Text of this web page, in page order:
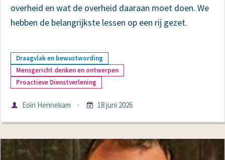
overheid en wat de overheid daaraan moet doen. We
hebben de belangrijkste lessen op een rij gezet.
Meer
over
Draagvlak en bewustwording
Mensgericht denken en ontwerpen
Proactieve Dienstverlening
AuteurEoin Hennekam
18 juni 2026